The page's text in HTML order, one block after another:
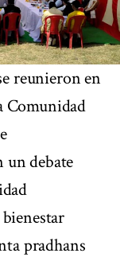
reunieron en
Comunidad
un debate
pradhans